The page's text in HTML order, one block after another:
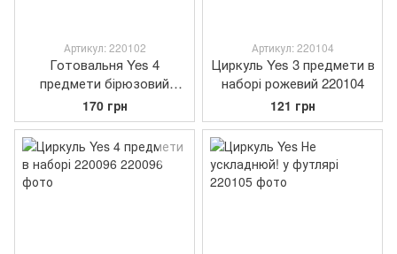
Артикул: 220102
Готовальня Yes 4
предмети бірюзовий
220102
170 грн
Артикул: 220104
Циркуль Yes 3 предмети в
наборі рожевий 220104
121 грн